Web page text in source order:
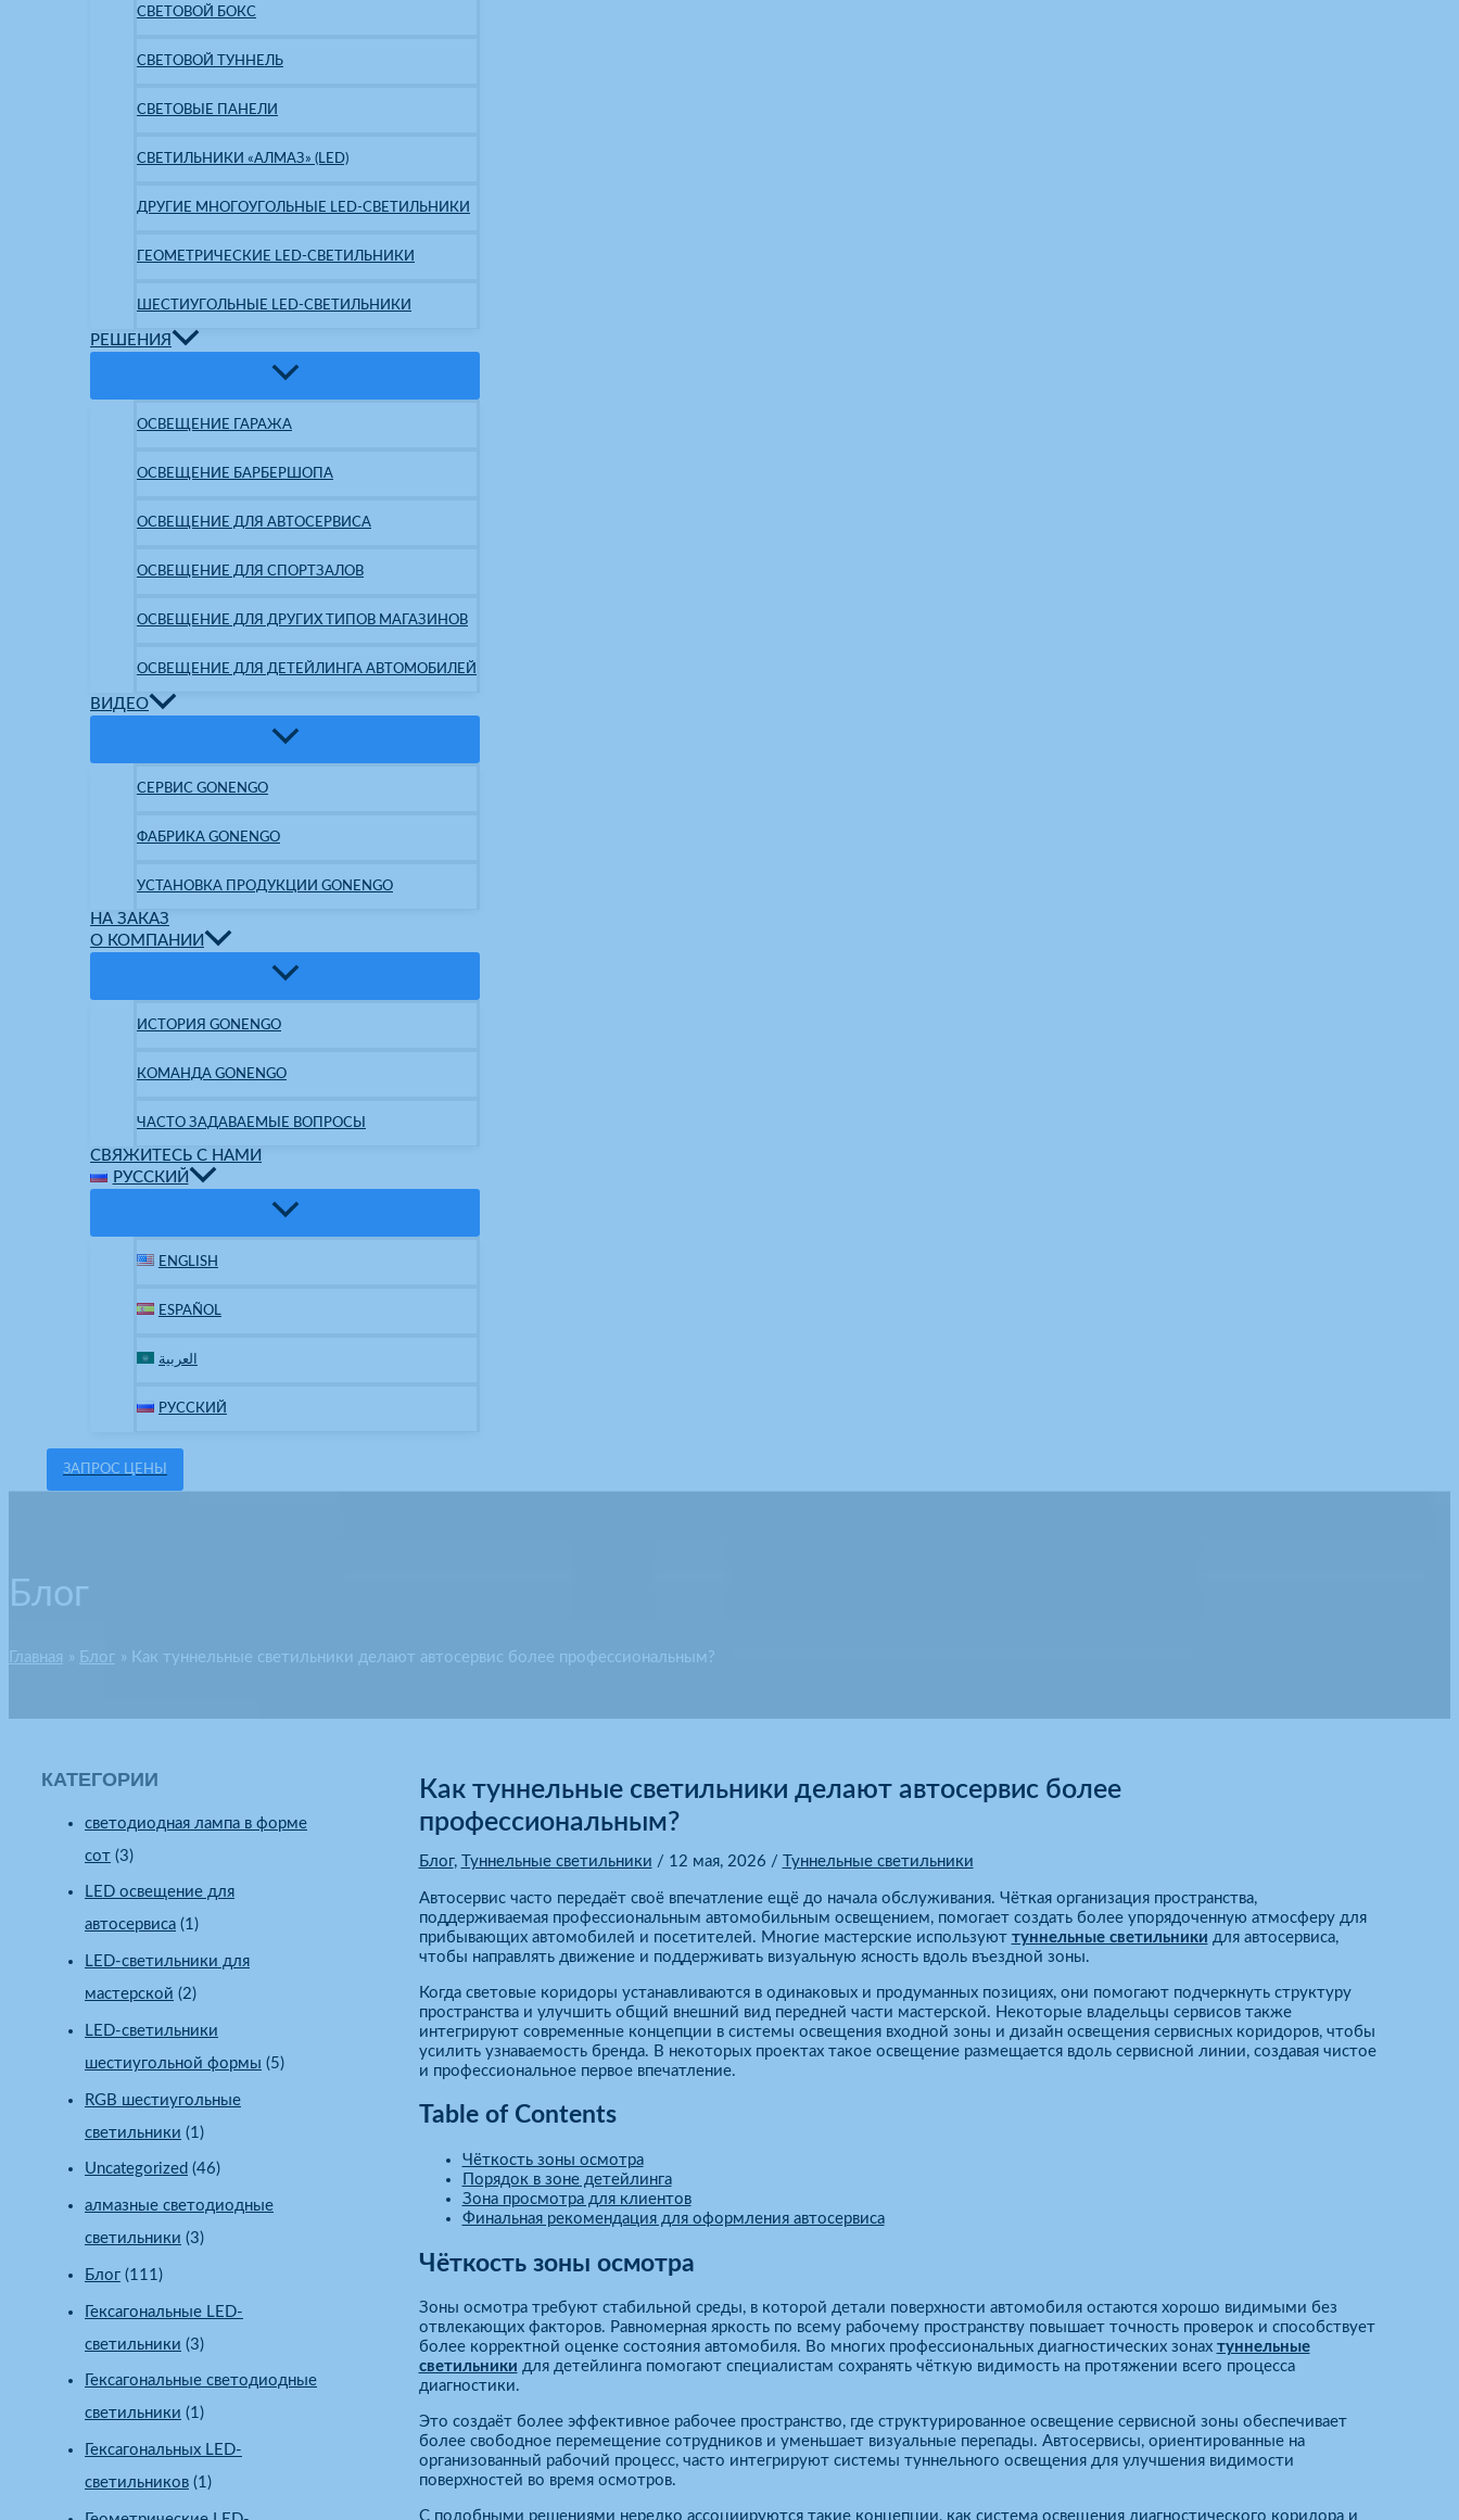
СВЕТОВОЙ БОКС
СВЕТОВОЙ ТУННЕЛЬ
СВЕТОВЫЕ ПАНЕЛИ
СВЕТИЛЬНИКИ «АЛМАЗ» (LED)
ДРУГИЕ МНОГОУГОЛЬНЫЕ LED-СВЕТИЛЬНИКИ
ГЕОМЕТРИЧЕСКИЕ LED-СВЕТИЛЬНИКИ
ШЕСТИУГОЛЬНЫЕ LED-СВЕТИЛЬНИКИ
РЕШЕНИЯ
ОСВЕЩЕНИЕ ГАРАЖА
ОСВЕЩЕНИЕ БАРБЕРШОПА
ОСВЕЩЕНИЕ ДЛЯ АВТОСЕРВИСА
ОСВЕЩЕНИЕ ДЛЯ СПОРТЗАЛОВ
ОСВЕЩЕНИЕ ДЛЯ ДРУГИХ ТИПОВ МАГАЗИНОВ
ОСВЕЩЕНИЕ ДЛЯ ДЕТЕЙЛИНГА АВТОМОБИЛЕЙ
ВИДЕО
СЕРВИС GONENGO
ФАБРИКА GONENGO
УСТАНОВКА ПРОДУКЦИИ GONENGO
НА ЗАКАЗ
О КОМПАНИИ
ИСТОРИЯ GONENGO
КОМАНДА GONENGO
ЧАСТО ЗАДАВАЕМЫЕ ВОПРОСЫ
СВЯЖИТЕСЬ С НАМИ
РУССКИЙ
ENGLISH
ESPAÑOL
العربية
РУССКИЙ
ЗАПРОС ЦЕНЫ
Блог
Главная Блог Как туннельные светильники делают автосервис более профессиональным?
КАТЕГОРИИ
cветодиодная лампа в форме
сот (3)
LED освещение для
автосервиса (1)
LED-светильники для
мастерской (2)
LED-светильники
шестиугольной формы (5)
RGB шестиугольные
светильники (1)
Uncategorized (46)
алмазные светодиодные
светильники (3)
Блог (111)
Гексагональные LED-
светильники (3)
Гексагональные светодиодные
светильники (1)
Гексагональных LED-
светильников (1)
Как туннельные светильники делают автосервис более
профессиональным?
Блог, Туннельные светильники / 12 мая, 2026 / Туннельные светильники
Автосервис часто передаёт своё впечатление ещё до начала обслуживания. Чёткая организация пространства,
поддерживаемая профессиональным автомобильным освещением, помогает создать более упорядоченную атмосферу для
прибывающих автомобилей и посетителей. Многие мастерские используют туннельные светильники для автосервиса,
чтобы направлять движение и поддерживать визуальную ясность вдоль въездной зоны.
Когда световые коридоры устанавливаются в одинаковых и продуманных позициях, они помогают подчеркнуть структуру
пространства и улучшить общий внешний вид передней части мастерской. Некоторые владельцы сервисов также
интегрируют современные концепции в системы освещения входной зоны и дизайн освещения сервисных коридоров, чтобы
усилить узнаваемость бренда. В некоторых проектах такое освещение размещается вдоль сервисной линии, создавая чистое
и профессиональное первое впечатление.
Table of Contents
Чёткость зоны осмотра
Порядок в зоне детейлинга
Зона просмотра для клиентов
Финальная рекомендация для оформления автосервиса
Чёткость зоны осмотра
Зоны осмотра требуют стабильной среды, в которой детали поверхности автомобиля остаются хорошо видимыми без
отвлекающих факторов. Равномерная яркость по всему рабочему пространству повышает точность проверок и способствует
более корректной оценке состояния автомобиля. Во многих профессиональных диагностических зонах туннельные
светильники для детейлинга помогают специалистам сохранять чёткую видимость на протяжении всего процесса
диагностики.
Это создаёт более эффективное рабочее пространство, где структурированное освещение сервисной зоны обеспечивает
более свободное перемещение сотрудников и уменьшает визуальные перепады. Автосервисы, ориентированные на
организованный рабочий процесс, часто интегрируют системы туннельного освещения для улучшения видимости
поверхностей во время осмотров.
С подобными решениями нередко ассоциируются такие концепции, как система освещения диагностического коридора и